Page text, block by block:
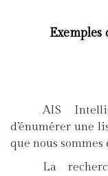
AIS
d’énumérer une
que nous
La